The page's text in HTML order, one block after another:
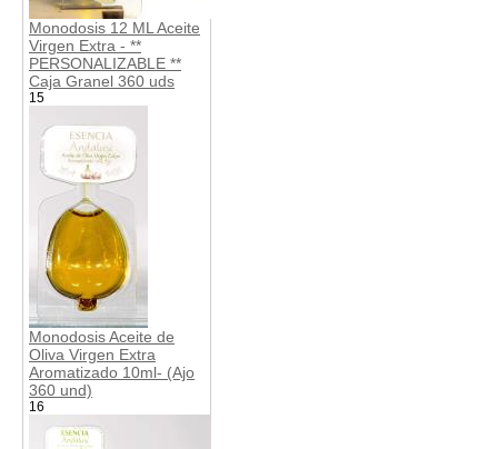
Monodosis 12 ML Aceite
Virgen Extra - **
PERSONALIZABLE **
Caja Granel 360 uds
15
Monodosis Aceite de
Oliva Virgen Extra
Aromatizado 10ml- (Ajo
360 und)
16